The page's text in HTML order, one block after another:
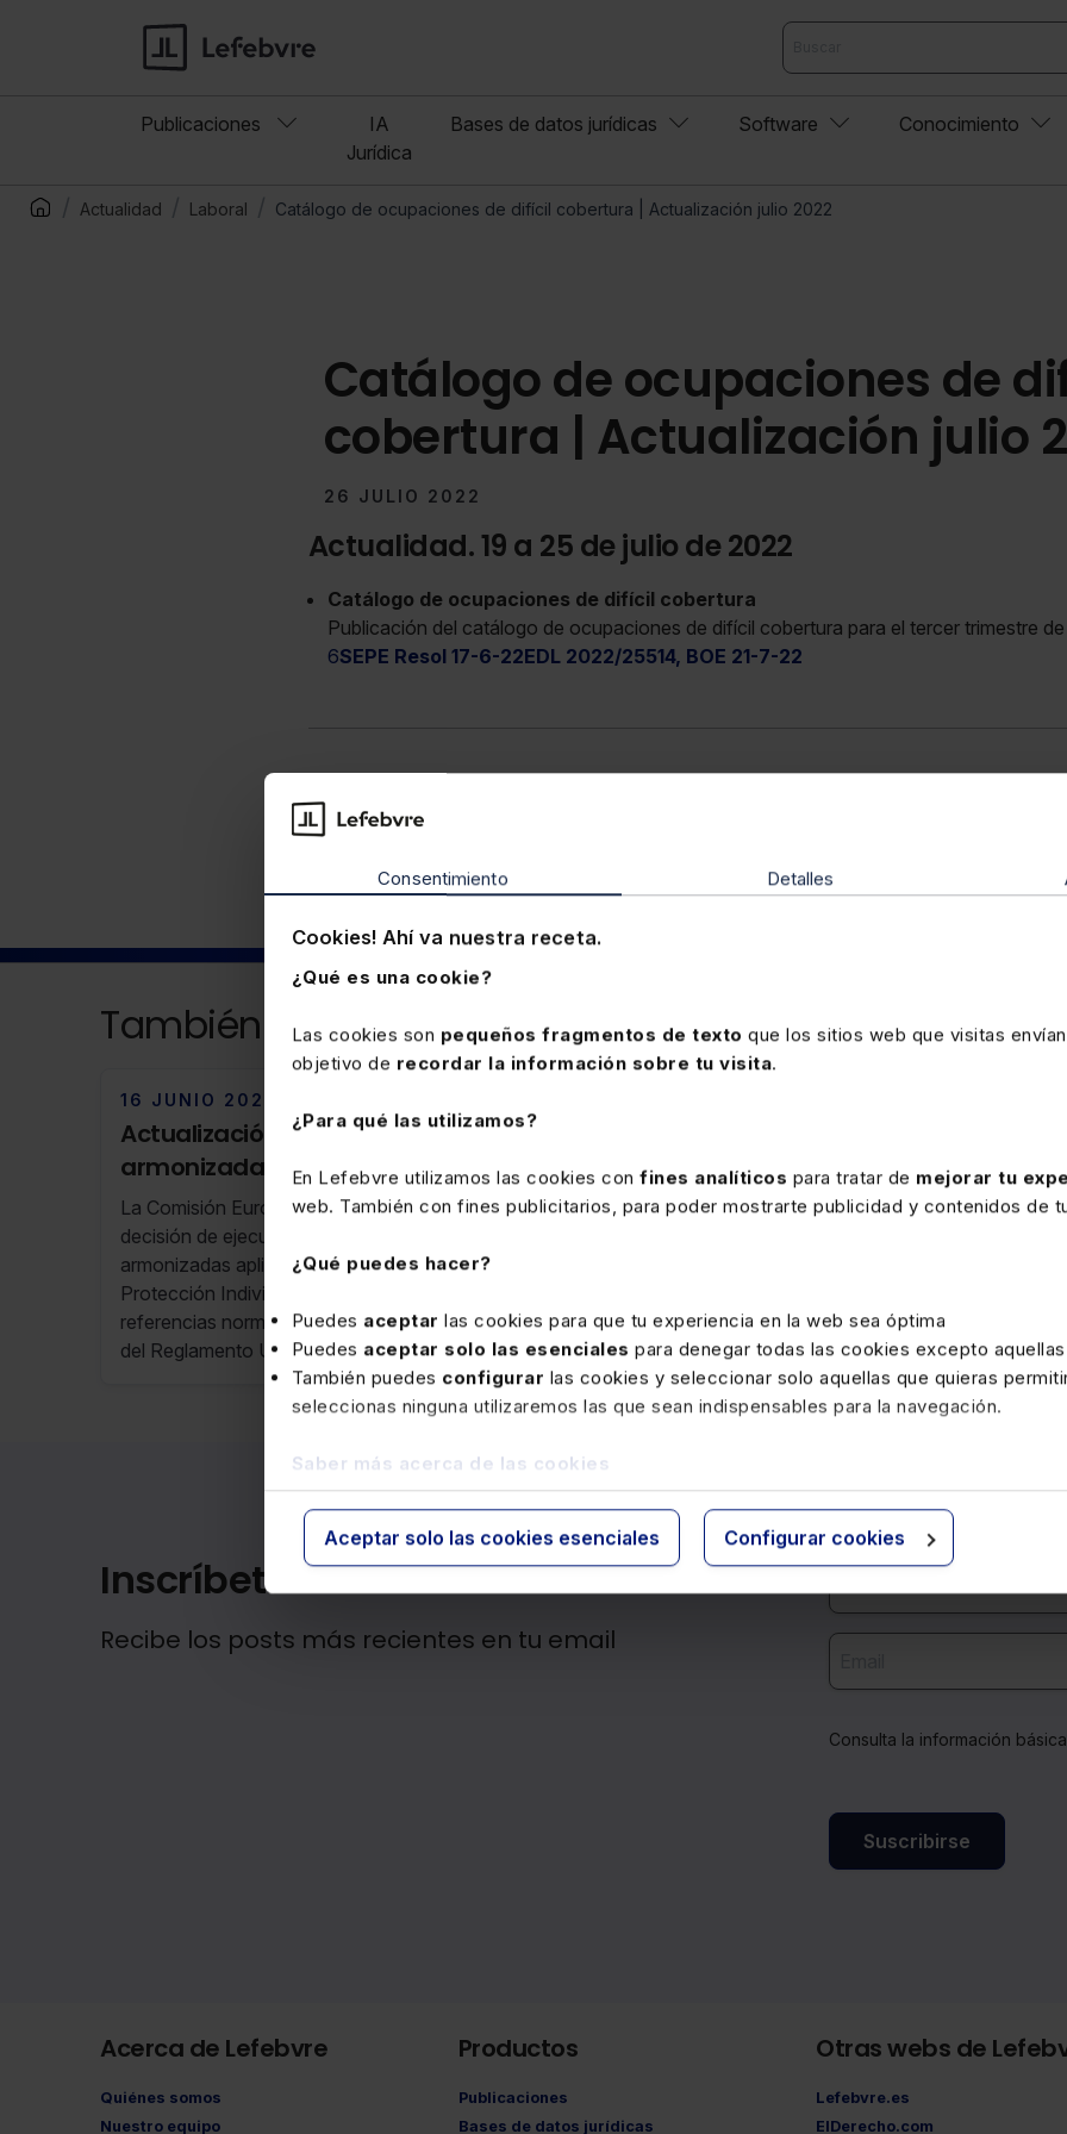
Consentimiento Detalles
Cookies! Ahí va nuestra receta.
¿Qué es una cookie?
Las cookies son pequeños fragmentos de texto que los sitios web que visitas
objetivo de recordar la información sobre tu visita.
¿Para qué las utilizamos?
En Lefebvre utilizamos las cookies con fines analíticos para tratar de mejorar tu
web. También con fines publicitarios, para poder mostrarte publicidad y contenidos de
¿Qué puedes hacer?
Puedes aceptar las cookies para que tu experiencia en la web sea óptima
Puedes aceptar solo las esenciales para denegar todas las cookies excepto
También puedes configurar las cookies y seleccionar solo aquellas que quieras
seleccionas ninguna utilizaremos las que sean indispensables para la navegación.
Saber más acerca de las cookies
Aceptar solo las cookies esenciales Configurar cookies
Publicaciones
IA
Jurídica
Bases de datos jurídicas Software Conocimiento
Actualidad Laboral Catálogo de ocupaciones de difícil cobertura | Actualización julio 2022
Catálogo de ocupaciones de
cobertura | Actualización julio
26 JULIO 2022
Actualidad. 19 a 25 de julio de 2022
Catálogo de ocupaciones de difícil cobertura
Publicación del catálogo de ocupaciones de difícil cobertura para el tercer trimestre
6SEPE Resol 17-6-22EDL 2022/25514, BOE 21-7-22
También puede interesarte
16 JUNIO 2026
Actualización de las normas
armonizadas sobre EPIS
La Comisión Europea ha publicado una
decisión de ejecución relativa a las normas
armonizadas aplicables a los Equipos de
Protección Individual (EPI). Se actualizan las
referencias normativas elaboradas en apoyo
del Reglamento UE sobre EPIS.
en el procedimiento laboral
Los mensajes de WhatsApp son medios
La falta de reconocimiento o prueba pericial
justifica que el tribunal no otorgue valor
probatorio a dichos mensajes, evitando
indefensión.
Inscríbete en nuestra alerta
Recibe los posts más recientes en tu email
Consulta la información
Suscribirse
Acerca de Lefebvre
Quiénes somos
Nuestro equipo
Productos
Publicaciones
Bases de datos jurídicas
Otras webs de
Lefebvre.es
ElDerecho.com